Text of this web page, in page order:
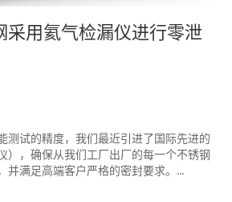
采用氦气检漏仪进行零泄
测试的精度，我们最近引进了国际先进的
），确保从我们工厂出厂的每一个不锈钢
并满足高端客户严格的密封要求。...